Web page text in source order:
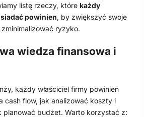
listę rzeczy, które każdy
powinien, by zwiększyć swoje
ryzyko.
wiedza finansowa i
każdy właściciel firmy powinien
cash flow, jak analizować koszty i
planować budżet. Warto korzystać z: